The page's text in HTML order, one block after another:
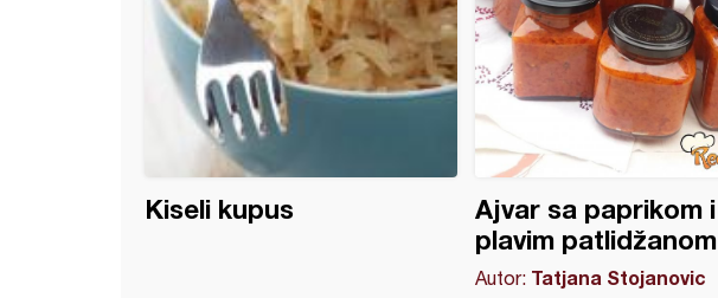
Kiseli kupus
Ajvar sa paprikom i
plavim patlidžanom
Autor: Tatjana Stojanovic